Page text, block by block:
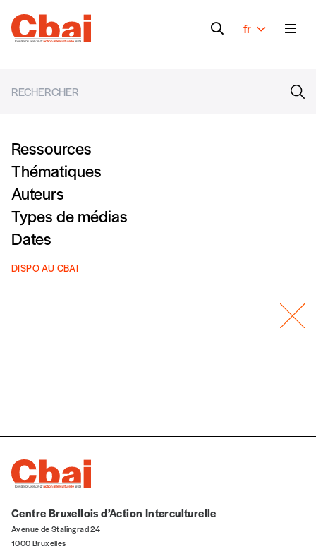
fr
Ressources
Thématiques
Auteurs
Types de médias
Dates
DISPO AU CBAI
Centre Bruxellois d’Action Interculturelle
Avenue de Stalingrad 24
1000 Bruxelles